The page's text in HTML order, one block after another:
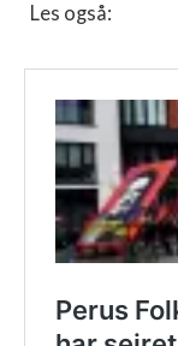
Les også: